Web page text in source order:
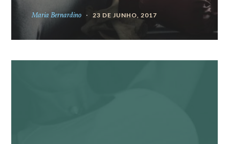
Maria Bernardino 23 DE JUNHO, 2017